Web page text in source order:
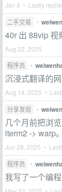
Jan 4 • Lastly
二手交易 •
40r 出 88vip 视
Aug 22, 2025
程序员
•
沉浸式翻译的
Aug 14, 2025 •
分享发现 •
几个月前把浏
iterm2 -> warp
Jun 28, 2025 •
程序员 •
我写了一个编